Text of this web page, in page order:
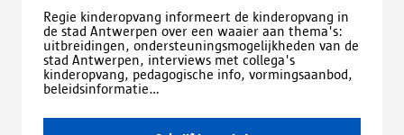
Regie kinderopvang informeert de kinderopvang in
de stad Antwerpen over een waaier aan thema's:
uitbreidingen, ondersteuningsmogelijkheden van de
stad Antwerpen, interviews met collega's
kinderopvang, pedagogische info, vormingsaanbod,
beleidsinformatie...